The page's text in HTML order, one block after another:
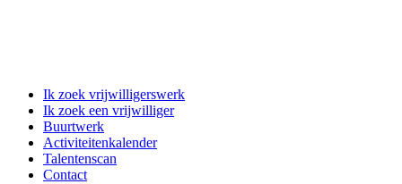
Ik zoek vrijwilligerswerk
Ik zoek een vrijwilliger
Buurtwerk
Activiteitenkalender
Talentenscan
Contact